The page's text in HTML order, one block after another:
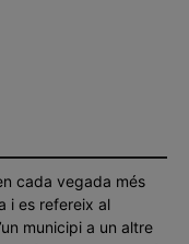
cada vegada més
i es refereix al
municipi a un altre